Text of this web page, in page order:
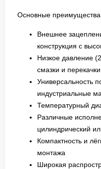
Основные преимущества
Внешнее
конструкция с
Низкое давление
смазки и
Универсальность
индустриальные
Температурный
Различные
цилиндрический
Компактность и
монтажа
Широкая